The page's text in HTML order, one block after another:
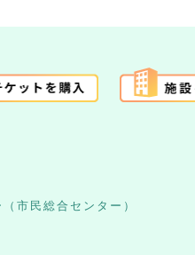
市民総合センター）